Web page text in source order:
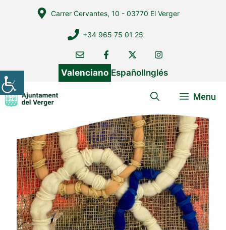
Carrer Cervantes, 10 - 03770 El Verger
+34 965 75 01 25
Valenciano EspañolInglés
Menu